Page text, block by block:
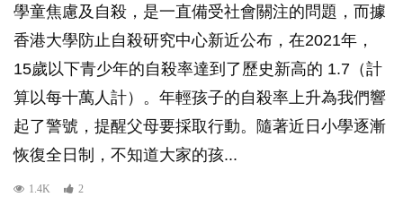
學童焦慮及自殺，是一直備受社會關注的問題，而據
香港大學防止自殺研究中心新近公布，在2021年，
15歲以下青少年的自殺率達到了歷史新高的 1.7（計
算以每十萬人計）。年輕孩子的自殺率上升為我們響
起了警號，提醒父母要採取行動。隨著近日小學逐漸
恢復全日制，不知道大家的孩...
1.4K 2